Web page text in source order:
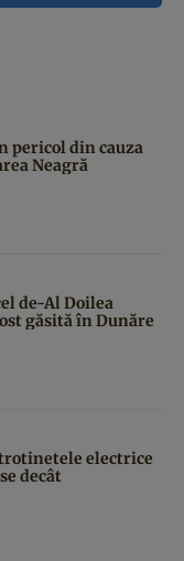
pericol din cauza
Neagră
de-Al Doilea
găsită în Dunăre
electrice
decât